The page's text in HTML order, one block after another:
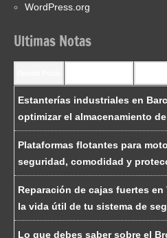
WordPress.org
Ultimas Notas
Estanterías industriales en
optimizar el almacenamiento
Plataformas flotantes para
seguridad, comodidad y
Reparación de cajas fuertes
la vida útil de tu sistema de
Lo que debes saber sobre el